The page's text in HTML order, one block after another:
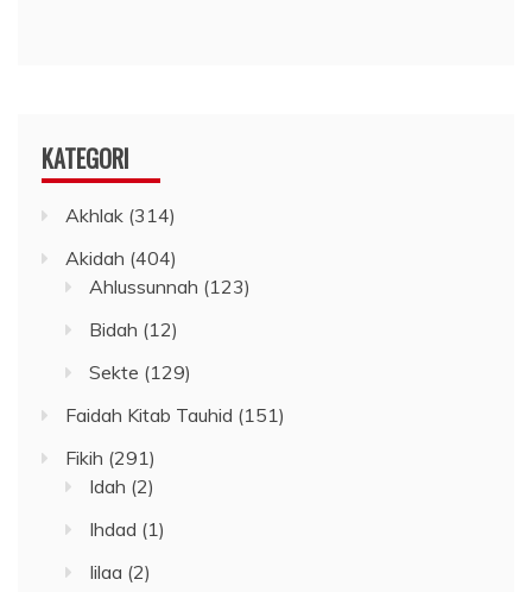
KATEGORI
Akhlak (314)
Akidah (404)
Ahlussunnah (123)
Bidah (12)
Sekte (129)
Faidah Kitab Tauhid (151)
Fikih (291)
Idah (2)
Ihdad (1)
Iilaa (2)